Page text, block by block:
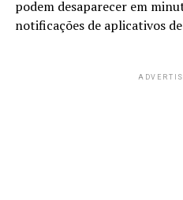
podem desaparecer em
notificações de aplicativos